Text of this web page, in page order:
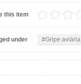
this item
under Gripe aviária